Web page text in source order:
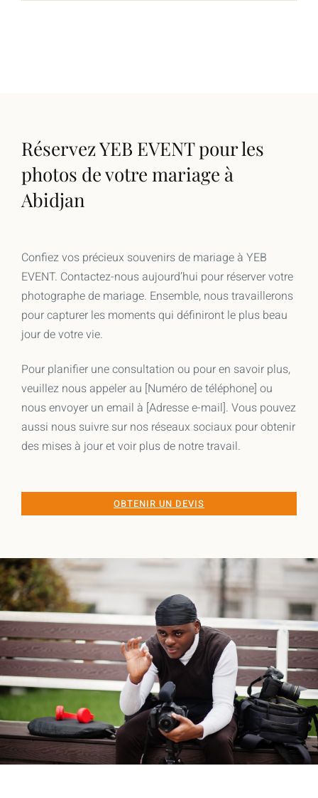
Réservez YEB EVENT pour les
photos de votre mariage à
Abidjan
Confiez vos précieux souvenirs de mariage à YEB
EVENT. Contactez-nous aujourd’hui pour réserver votre
photographe de mariage. Ensemble, nous travaillerons
pour capturer les moments qui définiront le plus beau
jour de votre vie.
Pour planifier une consultation ou pour en savoir plus,
veuillez nous appeler au [Numéro de téléphone] ou
nous envoyer un email à [Adresse e-mail]. Vous pouvez
aussi nous suivre sur nos réseaux sociaux pour obtenir
des mises à jour et voir plus de notre travail.
OBTENIR UN DEVIS